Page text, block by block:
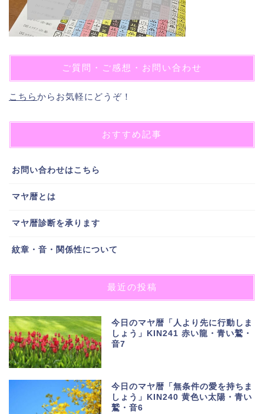
ご質問・ご感想・お問い合わせ
こちらからお気軽にどうぞ！
おすすめ記事
お問い合わせはこちら
マヤ暦とは
マヤ暦診断を承ります
紋章・音・関係性について
最近の投稿
今日のマヤ暦「人より先に行動しま
しょう」KIN241 赤い龍・青い鷲・
音7
今日のマヤ暦「無条件の愛を持ちま
しょう」KIN240 黄色い太陽・青い
鷲・音6